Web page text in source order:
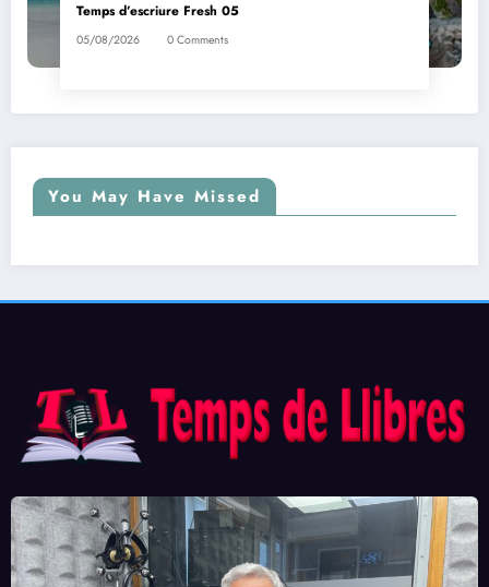
Temps d’escriure Fresh 05
05/08/2026 0 Comments
You May Have Missed